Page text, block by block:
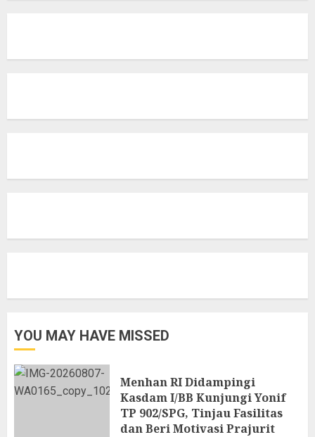
YOU MAY HAVE MISSED
Menhan RI Didampingi
Kasdam I/BB Kunjungi Yonif
TP 902/SPG, Tinjau Fasilitas
dan Beri Motivasi Prajurit